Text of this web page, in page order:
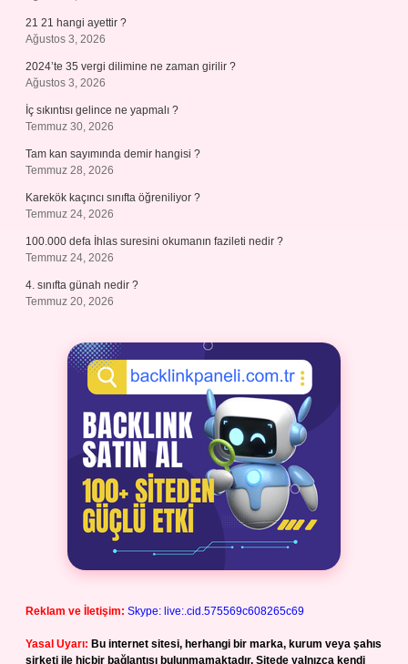
21 21 hangi ayettir ?
Ağustos 3, 2026
2024’te 35 vergi dilimine ne zaman girilir ?
Ağustos 3, 2026
İç sıkıntısı gelince ne yapmalı ?
Temmuz 30, 2026
Tam kan sayımında demir hangisi ?
Temmuz 28, 2026
Karekök kaçıncı sınıfta öğreniliyor ?
Temmuz 24, 2026
100.000 defa İhlas suresini okumanın fazileti nedir ?
Temmuz 24, 2026
4. sınıfta günah nedir ?
Temmuz 20, 2026
Reklam ve İletişim: Skype: live:.cid.575569c608265c69
Yasal Uyarı: Bu internet sitesi, herhangi bir marka, kurum veya şahıs
şirketi ile hiçbir bağlantısı bulunmamaktadır. Sitede yalnızca kendi